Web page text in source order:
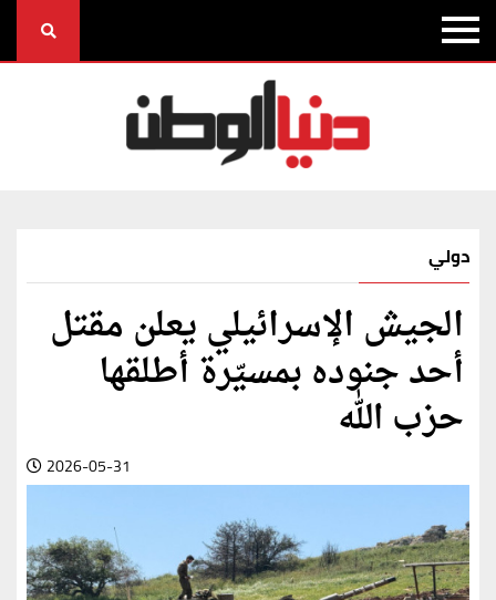
دولي
الجيش الإسرائيلي يعلن مقتل
أحد جنوده بمسيّرة أطلقها
حزب الله
2026-05-31